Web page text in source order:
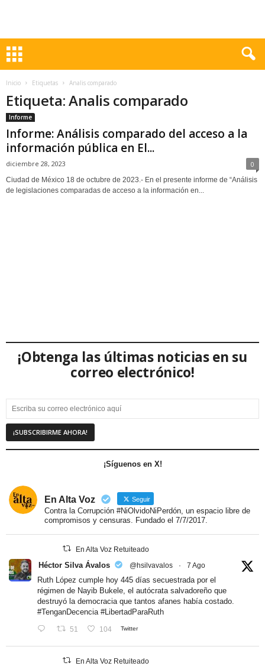
Inicio Etiquetas Analis comparado
Etiqueta: Analis comparado
Informe
Informe: Análisis comparado del acceso a la
información pública en El...
diciembre 28, 2023 0
Ciudad de México 18 de octubre de 2023.- En el presente informe de “Análisis
de legislaciones comparadas de acceso a la información en...
¡Obtenga las últimas noticias en su
correo electrónico!
¡Síguenos en X!
En Alta Voz Seguir
Contra la Corrupción #NiOlvidoNiPerdón, un espacio libre de
compromisos y censuras. Fundado el 7/7/2017.
En Alta Voz Retuiteado
Héctor Silva Ávalos @hsilvavalos · 7 Ago
Ruth López cumple hoy 445 días secuestrada por el
régimen de Nayib Bukele, el autócrata salvadoreño que
destruyó la democracia que tantos afanes había costado.
#TenganDecencia #LibertadParaRuth
51 104 Twitter
En Alta Voz Retuiteado